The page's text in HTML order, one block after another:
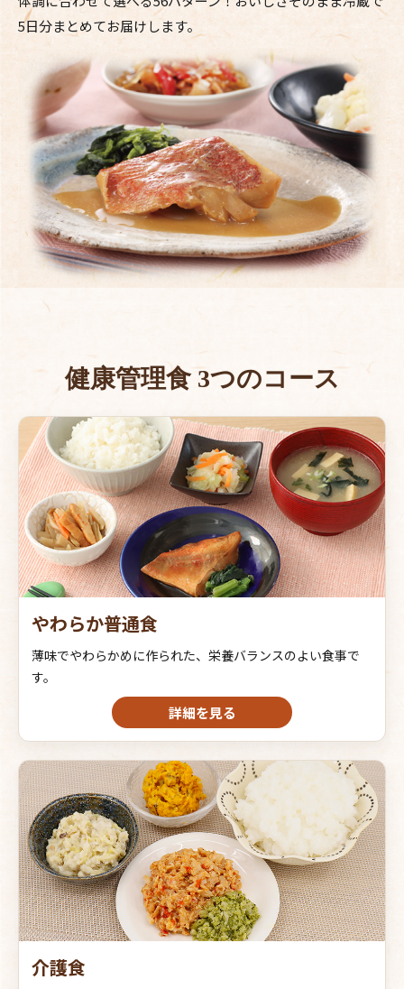
5日分まとめてお届けします。
健康管理食 3つのコース
やわらか普通食
薄味でやわらかめに作られた、栄養バランスのよい食事で
す。
詳細を見る
介護食